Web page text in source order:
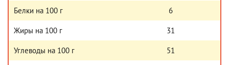
Белки на 100 г 6
Жиры на 100 г 31
Углеводы на 100 г 51